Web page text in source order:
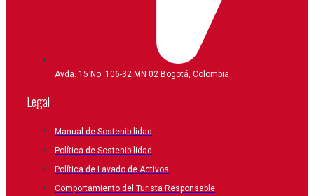
Avda. 15 No. 106-32 MN 02 Bogotá, Colombia
Legal
Manual de Sostenibilidad
Política de Sostenibilidad
Política de Lavado de Activos
Comportamiento del Turista Responsable